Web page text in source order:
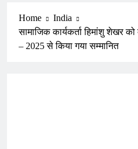
Home
India
सामाजिक कार्यकर्ता हिमांशु शेखर
– 2025 से किया गया सम्मानित